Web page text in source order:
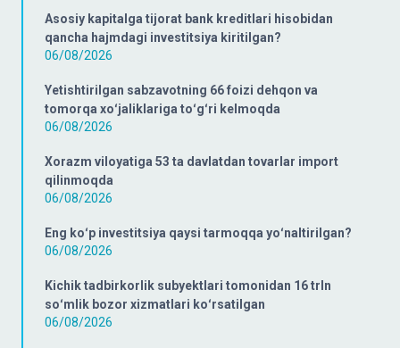
Asosiy kapitalga tijorat bank kreditlari hisobidan
qancha hajmdagi investitsiya kiritilgan?
06/08/2026
Yetishtirilgan sabzavotning 66 foizi dehqon va
tomorqa xoʻjaliklariga toʻgʻri kelmoqda
06/08/2026
Xorazm viloyatiga 53 ta davlatdan tovarlar import
qilinmoqda
06/08/2026
Eng koʻp investitsiya qaysi tarmoqqa yoʻnaltirilgan?
06/08/2026
Kichik tadbirkorlik subyektlari tomonidan 16 trln
soʻmlik bozor xizmatlari koʻrsatilgan
06/08/2026